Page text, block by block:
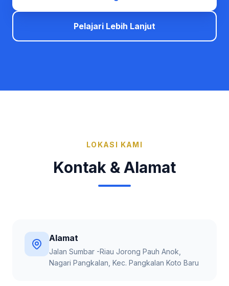
Pelajari Lebih Lanjut
LOKASI KAMI
Kontak & Alamat
Alamat
Jalan Sumbar -Riau Jorong Pauh Anok,
Nagari Pangkalan, Kec. Pangkalan Koto Baru